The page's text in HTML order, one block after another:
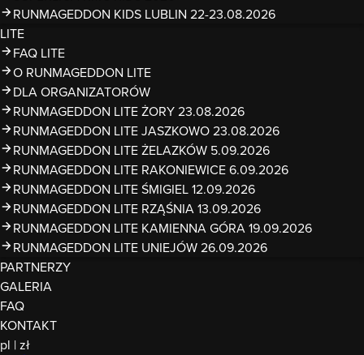
RUNMAGEDDON KIDS LUBLIN 22-23.08.2026
LITE
FAQ LITE
O RUNMAGEDDON LITE
DLA ORGANIZATORÓW
RUNMAGEDDON LITE ŻORY 23.08.2026
RUNMAGEDDON LITE JASZKOWO 23.08.2026
RUNMAGEDDON LITE ŻELAZKÓW 5.09.2026
RUNMAGEDDON LITE RAKONIEWICE 6.09.2026
RUNMAGEDDON LITE ŚMIGIEL 12.09.2026
RUNMAGEDDON LITE RZĄŚNIA 13.09.2026
RUNMAGEDDON LITE KAMIENNA GÓRA 19.09.2026
RUNMAGEDDON LITE UNIEJÓW 26.09.2026
PARTNERZY
GALERIA
FAQ
KONTAKT
pl |zł